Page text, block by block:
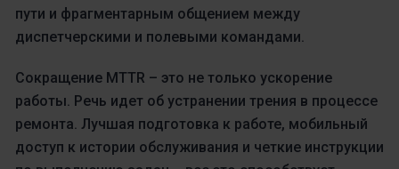
пути и фрагментарным общением между
диспетчерскими и полевыми командами.
Сокращение MTTR – это не только ускорение
работы. Речь идет об устранении трения в процессе
ремонта. Лучшая подготовка к работе, мобильный
доступ к истории обслуживания и четкие инструкции